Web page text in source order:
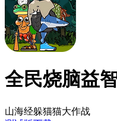
全民烧脑益
山海经躲猫猫大作战